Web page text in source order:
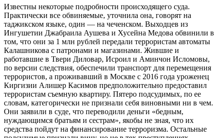
Известны некоторые подробности происходящего суда.
Практически все обвиняемые, уточнила она, говорят на
таджикском языке, один — на чеченском. Выходцев из
Ингушетии Джабраила Аушева и Хусейна Медова обвинили в
том, что они за 1 млн рублей передали террористам автоматы
Калашникова с патронами и магазинами. Жившие и
работавшие в Твери Диловар, Исроил и Аминчон Исломовы,
по версии следствия, обеспечили транспорт для перемещения
террористов, а проживавший в Москве с 2016 года уроженец
Киргизии Алишер Касимов предположительно предоставил
террористам съемную квартиру. Пятеро подсудимых, по ее
словам, категорически не признали себя виновными ни в чем.
Они заявили в суде, что переводили деньги «бедным,
нуждающимся братьям и сестрам», якобы не зная, что их
средства пойдут на финансирование терроризма. Остальные